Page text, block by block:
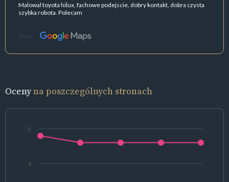
Malowal toyota hilux, fachowe podejscie, dobry kontakt, dobra czysta
szybka robota. Polecam
Źródło:
Ocenyna poszczególnych stronach
4
5